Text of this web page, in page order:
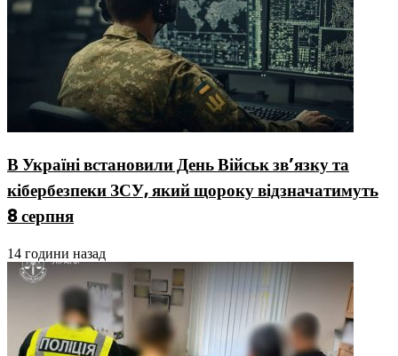
В Україні встановили День Військ зв’язку та
кібербезпеки ЗСУ, який щороку відзначатимуть
8 серпня
14 години назад